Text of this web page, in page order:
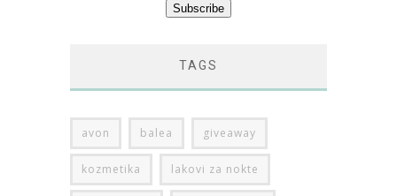
TAGS
avon balea giveaway
kozmetika lakovi za nokte